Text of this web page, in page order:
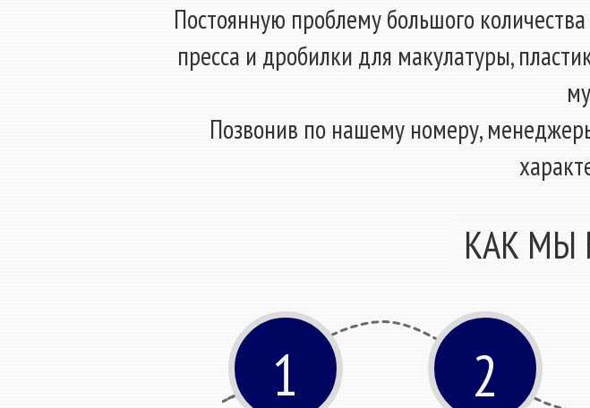
Постоянную проблему большого
пресса и дробилки для макулатуры,
Позвонив по нашему номеру,
КАК МЫ
1 2